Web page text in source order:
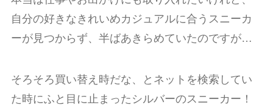
自分の好きなきれいめカジュアルに合うスニーカ
ーが見つからず、半ばあきらめていたのですが…
そろそろ買い替え時だな、とネットを検索してい
た時にふと目に止まったシルバーのスニーカー！